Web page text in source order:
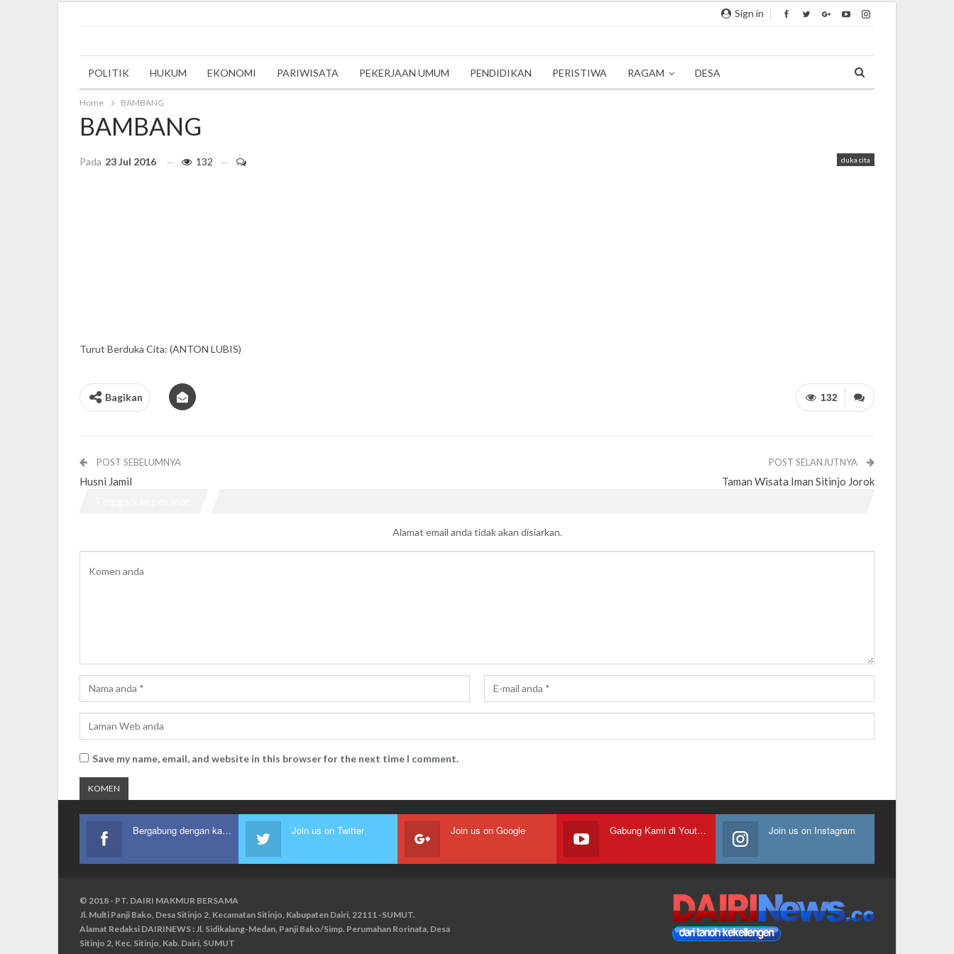
Sign in
POLITIK HUKUM EKONOMI PARIWISATA PEKERJAAN UMUM PENDIDIKAN PERISTIWA RAGAM DESA
Home BAMBANG
BAMBANG
duka cita
Pada 23 Jul 2016 132
Turut Berduka Cita: (ANTON LUBIS)
132
Bagikan
POST SEBELUMNYA
Husni Jamil
POST SELANJUTNYA
Taman Wisata Iman Sitinjo Jorok
Alamat email anda tidak akan disiarkan.
Save my name, email, and website in this browser for the next time I comment.
Bergabung dengan kami Join us on Twitter Join us on Google Gabung Kami di Youtube Join us on Instagram
© 2018 - PT. DAIRI MAKMUR BERSAMA
Jl. Multi Panji Bako, Desa Sitinjo 2, Kecamatan Sitinjo, Kabupaten Dairi, 22111 -SUMUT.
Alamat Redaksi DAIRINEWS : Jl. Sidikalang-Medan, Panji Bako/Simp. Perumahan Rorinata, Desa
Sitinjo 2, Kec. Sitinjo, Kab. Dairi, SUMUT